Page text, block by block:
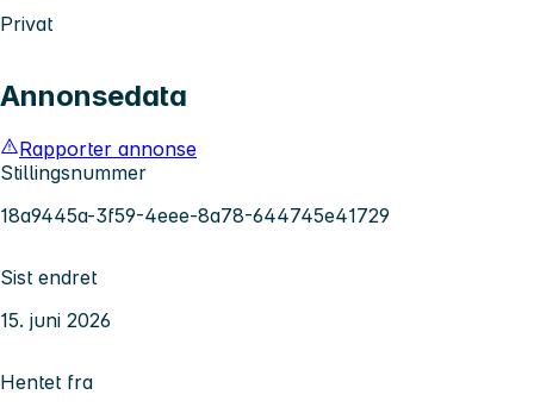
Privat
Annonsedata
Rapporter annonse
Stillingsnummer
18a9445a-3f59-4eee-8a78-644745e41729
Sist endret
15. juni 2026
Hentet fra